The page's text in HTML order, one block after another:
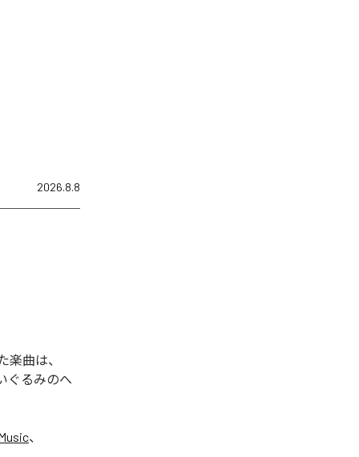
2026.8.8
楽曲は、
ぐるみのへ
、